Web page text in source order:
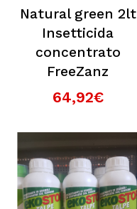
Natural green 2lt
Insetticida
concentrato
FreeZanz
64,92€